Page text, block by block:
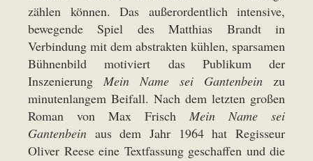
zählen können. Das außerordentlich intensive,
bewegende Spiel des Matthias Brandt in
Verbindung mit dem abstrakten kühlen, sparsamen
Bühnenbild motiviert das Publikum der
Inszenierung Mein Name sei Gantenbein zu
minutenlangem Beifall. Nach dem letzten großen
Roman von Max Frisch Mein Name sei
Gantenbein aus dem Jahr 1964 hat Regisseur
Oliver Reese eine Textfassung geschaffen und die